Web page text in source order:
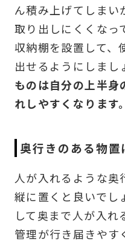
ん積み上げてしまい
取り出しにくくなっ
収納棚を設置して、
出せるようにしまし
ものは自分の上半身
れしやすくなります。
奥行きのある物
人が入れるような奥
縦に置くと良いでし
して奥まで人が入
管理が行き届きやす